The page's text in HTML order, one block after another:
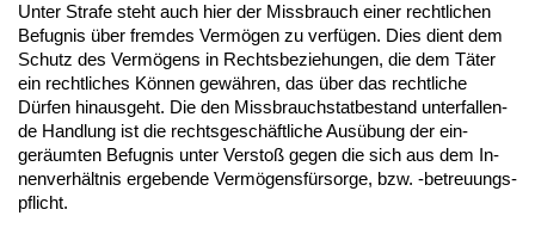
Un­ter Stra­fe steht auch hier der Miss­brauch ei­ner recht­li­chen
Be­fug­nis über frem­des Vermögen zu verfügen. Dies dient dem
Schutz des Vermögens in Rechts­be­zie­hun­gen, die dem Täter
ein recht­li­ches Können gewähren, das über das recht­li­che
Dürfen hin­aus­geht. Die den Miss­brauch­stat­be­stand un­ter­fal­len­
de Hand­lung ist die rechts­geschäft­li­che Ausübung der ein­
geräum­ten Be­fug­nis un­ter Ver­s­toß ge­gen die sich aus dem In­
nen­verhält­nis er­ge­ben­de Vermögensfürsor­ge, bzw. -be­treu­ungs­
pflicht.